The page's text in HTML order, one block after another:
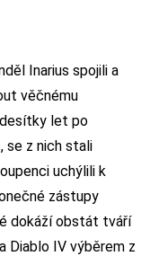
Inarius spojili a
věčnému
let po
se z nich stali
uchýlili k
zástupy
dokáží obstát tváří
Diablo IV výběrem z